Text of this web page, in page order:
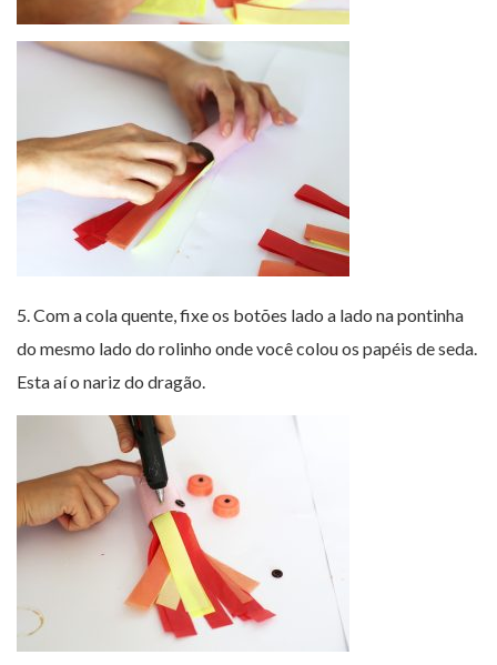
5. Com a cola quente, fixe os botões lado a lado na pontinha
do mesmo lado do rolinho onde você colou os papéis de seda.
Esta aí o nariz do dragão.